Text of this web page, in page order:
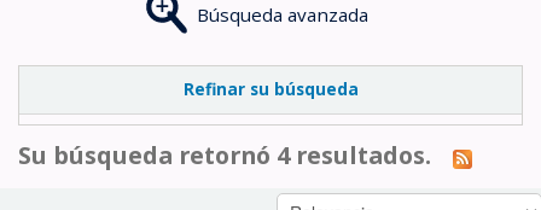
Búsqueda avanzada
Refinar su búsqueda
Su búsqueda retornó 4 resultados.